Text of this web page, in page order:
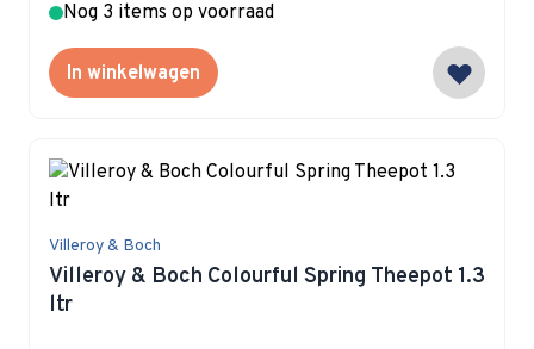
Nog 3 items op voorraad
In winkelwagen
Villeroy & Boch
Villeroy & Boch Colourful Spring Theepot 1.3
ltr